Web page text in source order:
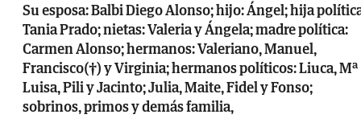
Su esposa: Balbi Diego Alonso; hijo: Ángel; hija
Tania Prado; nietas: Valeria y Ángela; madre política:
Carmen Alonso; hermanos: Valeriano, Manuel,
Francisco(†) y Virginia; hermanos políticos: Liuca, Mª
Luisa, Pili y Jacinto; Julia, Maite, Fidel y Fonso;
sobrinos, primos y demás familia,